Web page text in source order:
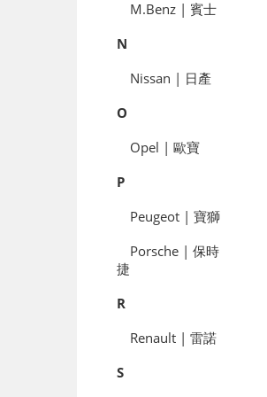
M.Benz | 賓士
N
Nissan | 日產
O
Opel | 歐寶
P
Peugeot | 寶獅
Porsche | 保時
捷
R
Renault | 雷諾
S